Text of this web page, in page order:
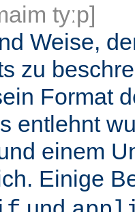
tyːp]
Weise,
zu
Format
entlehnt
einem
Einige